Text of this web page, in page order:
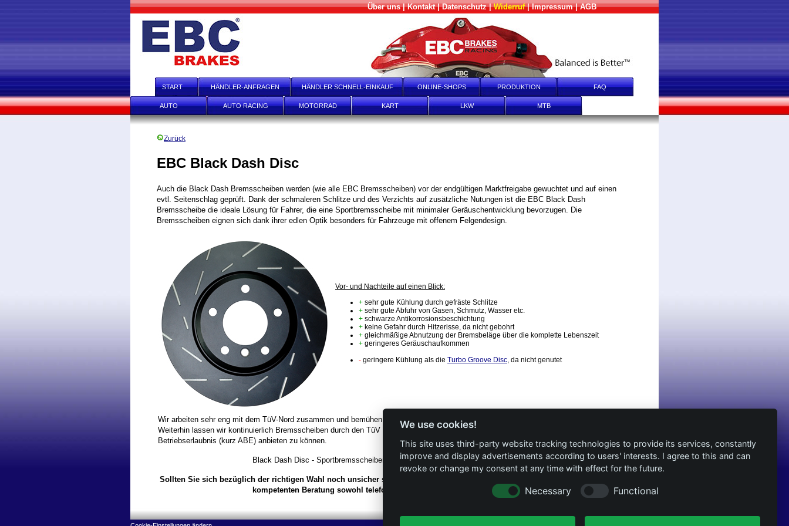
Über uns|Kontakt|Datenschutz|Widerruf|Impressum|AGB
START HÄNDLER-ANFRAGEN HÄNDLER SCHNELL-EINKAUF ONLINE-SHOPS PRODUKTION FAQ
AUTO AUTO RACING MOTORRAD KART LKW MTB
Zurück
EBC Black Dash Disc
Auch die Black Dash Bremsscheiben werden (wie alle EBC Bremsscheiben) vor der endgültigen Marktfreigabe gewuchtet und auf einen
evtl. Seitenschlag geprüft. Dank der schmaleren Schlitze und des Verzichts auf zusätzliche Nutungen ist die EBC Black Dash
Bremsscheibe die ideale Lösung für Fahrer, die eine Sportbremsscheibe mit minimaler Geräuschentwicklung bevorzugen. Die
Bremsscheiben eignen sich dank ihrer edlen Optik besonders für Fahrzeuge mit offenem Felgendesign.
Vor- und Nachteile auf einen Blick:
+ sehr gute Kühlung durch gefräste Schlitze
+ sehr gute Abfuhr von Gasen, Schmutz, Wasser etc.
+ schwarze Antikorrosionsbeschichtung
+ keine Gefahr durch Hitzerisse, da nicht gebohrt
+ gleichmäßige Abnutzung der Bremsbeläge über die komplette Lebenszeit
+ geringeres Geräuschaufkommen
- geringere Kühlung als die Turbo Groove Disc, da nicht genutet
Wir arbeiten sehr eng mit dem TüV-Nord zusammen und bemühen uns, alle Verwendungsbereiche unserer ABE'sen aktuell zu halten.
Weiterhin lassen wir kontinuierlich Bremsscheiben durch den TüV prüfen, um möglichst zeitnah neue Produkte mit einer Allgemeinen
Betriebserlaubnis (kurz ABE) anbieten zu können.
Black Dash Disc - Sportbremsscheiben finden Sie auch in unseremOnline-Shop...
Sollten Sie sich bezüglich der richtigen Wahl noch unsicher sein, stehen wir Ihnen selbstverständlich mit einer freundlichen und
kompetenten Beratung sowohl telefonisch, als auch per
gerne zur Seite.
We use cookies!
This site uses third-party website tracking technologies to provide its services, constantly
improve and display advertisements according to users' interests. I agree to this and can
revoke or change my consent at any time with effect for the future.
Necessary Functional